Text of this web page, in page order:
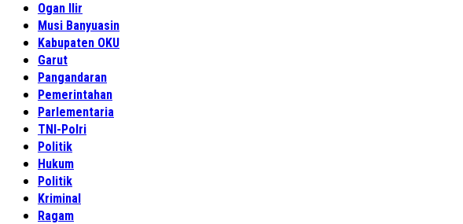
Ogan Ilir
Musi Banyuasin
Kabupaten OKU
Garut
Pangandaran
Pemerintahan
Parlementaria
TNI-Polri
Politik
Hukum
Politik
Kriminal
Ragam